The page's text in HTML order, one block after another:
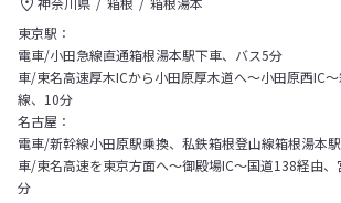
東京駅：
電車/小田急線直通箱根湯本駅下車、バス5分
車/東名高速厚木ICから小田原厚木道へ～小田原西IC
線、10分
名古屋：
電車/新幹線小田原駅乗換、私鉄箱根登山線箱根湯本
車/東名高速を東京方面へ～御殿場IC～国道138経由
分